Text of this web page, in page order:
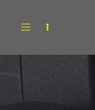
Toggle